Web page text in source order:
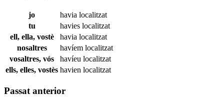
jo havia localitzat
tu
havies localitzat
ell, ella, vostè
havia localitzat
nosaltres
havíem localitzat
vosaltres, vós
havíeu localitzat
ells, elles, vostès havien localitzat
Passat anterior